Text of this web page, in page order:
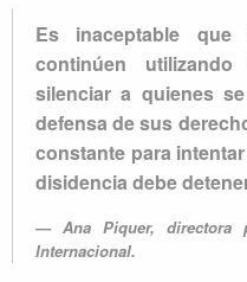
Es inaceptable que
continúen
silenciar a quienes
defensa de sus
constante para
disidencia debe
Ana Piquer, directora
Internacional.